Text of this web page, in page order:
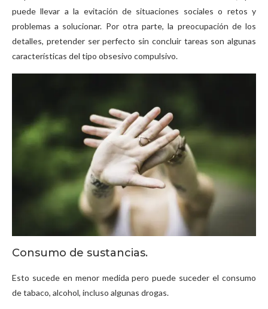
puede llevar a la evitación de situaciones sociales o retos y
problemas a solucionar. Por otra parte, la preocupación de los
detalles, pretender ser perfecto sin concluir tareas son algunas
características del tipo obsesivo compulsivo.
Consumo de sustancias.
Esto sucede en menor medida pero puede suceder el consumo
de tabaco, alcohol, incluso algunas drogas.